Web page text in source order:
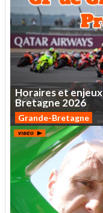
Horairesetenjeux
Bretagne 2026
Grande-Bretagne